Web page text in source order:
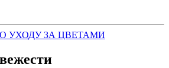
УХОДУ ЗА ЦВЕТАМИ